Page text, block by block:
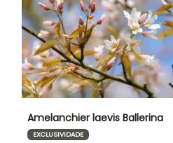
Amelanchier laevis Ballerina
EXCLUSIVIDADE